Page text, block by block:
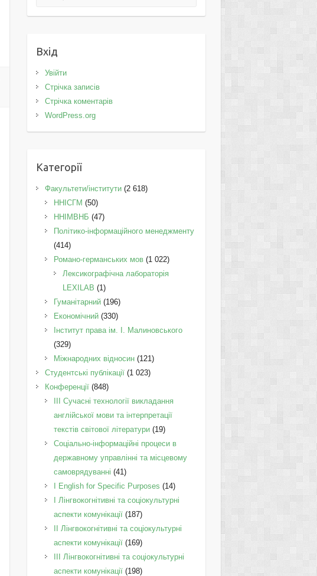
Вхід
Увійти
Стрічка записів
Стрічка коментарів
WordPress.org
Категорії
Факультети/інститути(2 618)
ННІСГМ (50)
ННІМВНБ (47)
Політико-інформаційного менеджменту
(414)
Романо-германських мов(1 022)
Лексикографічна лабораторія
LEXILAB (1)
Гуманітарний(196)
Економічний(330)
Інститут права ім. І. Малиновського
(329)
Міжнародних відносин(121)
Студентські публікації(1 023)
Конференції(848)
III Сучасні технології викладання
англійської мови та інтерпретації
текстів світової літератури(19)
Соціально-інформаційні процеси в
державному управлінні та місцевому
самоврядуванні (41)
І English for Specific Purposes (14)
I Лінгвокогнітивні та соціокультурні
аспекти комунікації(187)
IІ Лінгвокогнітивні та соціокультурні
аспекти комунікації(169)
IІI Лінгвокогнітивні та соціокультурні
аспекти комунікації(198)